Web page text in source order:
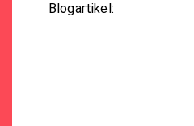
Blogartikel: